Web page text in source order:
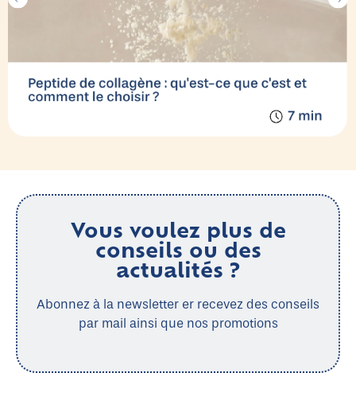
Vous voulez plus de
conseils ou des
actualités ?
Abonnez à la newsletter er recevez des conseils
par mail ainsi que nos promotions